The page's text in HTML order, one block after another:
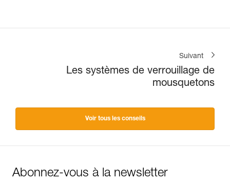
Suivant
Les systèmes de verrouillage de
mousquetons
Voir tous les conseils
Abonnez-vous à la newsletter